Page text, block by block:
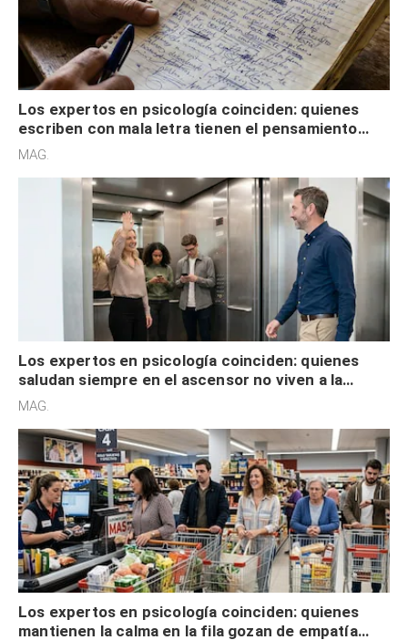
Los expertos en psicología coinciden: quienes
escriben con mala letra tienen el pensamiento
acelerado y no lo hacen por desinterés
MAG.
Los expertos en psicología coinciden: quienes
saludan siempre en el ascensor no viven a la
defensiva y tienen apertura social
MAG.
Los expertos en psicología coinciden: quienes
mantienen la calma en la fila gozan de empatía